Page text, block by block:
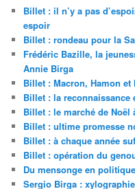
Billet : il n’y a pas
espoir
Billet : rondeau pour la
Frédéric Bazille, la
Annie Birga
Billet : Macron, Hamon et
Billet : la reconnaissance
Billet : le marché de Noël
Billet : ultime promesse
Billet : à chaque année
Billet : opération du
Du mensonge en
Sergio Birga :